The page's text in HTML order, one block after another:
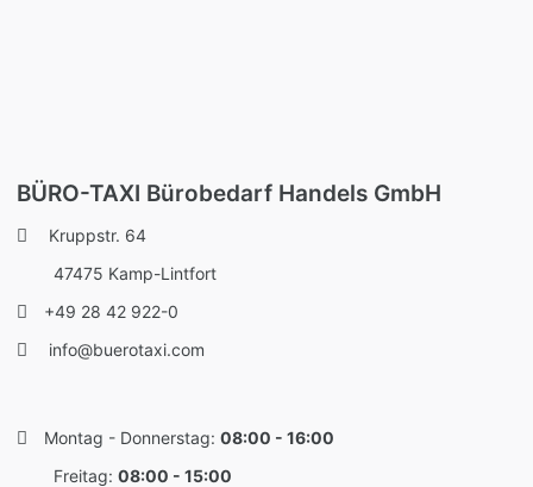
BÜRO-TAXI Bürobedarf Handels GmbH
Kruppstr. 64
47475 Kamp-Lintfort
+49 28 42 922-0
info@buerotaxi.com
Montag - Donnerstag: 08:00 - 16:00
Freitag: 08:00 - 15:00